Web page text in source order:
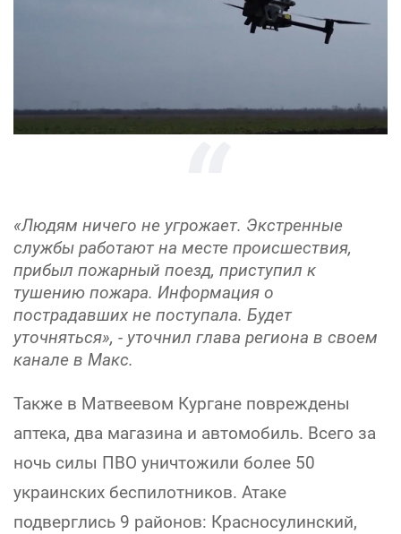
«Людям ничего не угрожает. Экстренные
службы работают на месте происшествия,
прибыл пожарный поезд, приступил к
тушению пожара. Информация о
пострадавших не поступала. Будет
уточняться», - уточнил глава региона в своем
канале в Макс.
Также в Матвеевом Кургане повреждены
аптека, два магазина и автомобиль. Всего за
ночь силы ПВО уничтожили более 50
украинских беспилотников. Атаке
подверглись 9 районов: Красносулинский,